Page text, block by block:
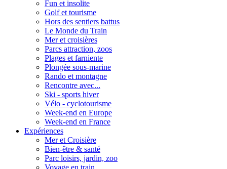
Fun et insolite
Golf et tourisme
Hors des sentiers battus
Le Monde du Train
Mer et croisières
Parcs attraction, zoos
Plages et farniente
Plongée sous-marine
Rando et montagne
Rencontre avec...
Ski - sports hiver
Vélo - cyclotourisme
Week-end en Europe
Week-end en France
Expériences
Mer et Croisière
Bien-être & santé
Parc loisirs, jardin, zoo
Voyage en train